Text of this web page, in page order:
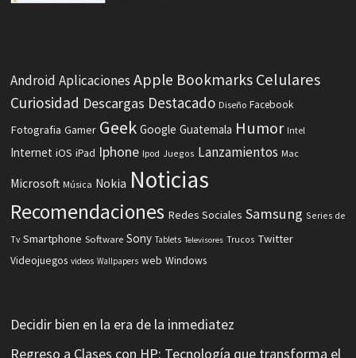
Android Aplicaciones Apple Bookmarks Celulares
Curiosidad Descargas Destacado Diseño Facebook
Fotografia Gamer Geek Google Guatemala Humor Intel
Internet iOS iPad Iphone Ipod Juegos Lanzamientos Mac
Microsoft Música Nokia Noticias
Recomendaciones Redes Sociales Samsung Series de
Tv Smartphone Software Sony Tablets Televisores Trucos Twitter
Videojuegos videos Wallpapers web Windows
Decidir bien en la era de la inmediatez
Regreso a Clases con HP: Tecnología que transforma el